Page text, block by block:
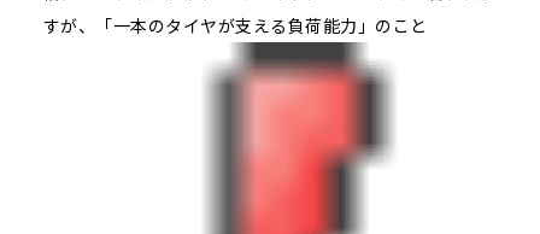
すが、「一本のタイヤが支える負荷能力」のこと